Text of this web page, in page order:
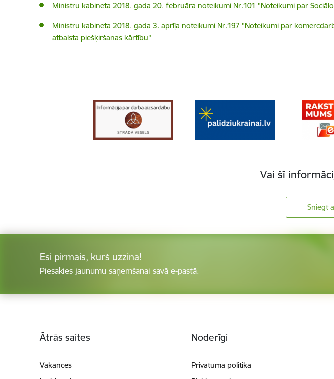
Ministru kabineta 2018. gada 20. februāra noteikumi Nr.101 "Noteikumi par
Ministru kabineta 2018. gada 3. aprīļa noteikumi Nr.197 "Noteikumi par
atbalsta piešķiršanas kārtību"
Vai šī
Sniegt
Esi pirmais, kurš uzzina!
Piesakies jaunumu saņemšanai savā e-pastā.
Ātrās saites
Vakances
Noderīgi
Privātuma politika